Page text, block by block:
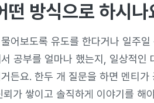
떤 방식으로 하시나
어보도록 유도를 한다거나 일주
공부를 얼마나 했는지, 일상적인
든요. 한두 개 질문을 하면 멘티
뢰가 쌓이고 솔직하게 이야기를 해